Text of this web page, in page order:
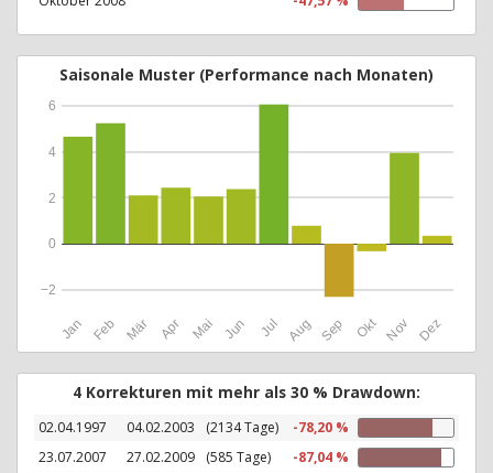
Saisonale Muster (Performance nach Monaten)
Jan Feb Mär Apr Mai Jun Jul Aug Sep Okt Nov Dez
−2
0
2
4
6
4 Korrekturen mit mehr als 30 % Drawdown:
02.04.1997 04.02.2003 (2134 Tage)
-78,20 %
23.07.2007
27.02.2009 (585 Tage)
-87,04 %